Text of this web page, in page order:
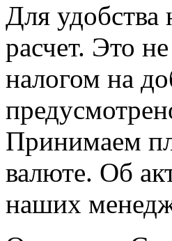
Для
расчет. Это
налогом на
Принимаем
валюте. Об
наших